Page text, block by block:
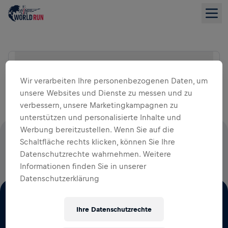
LISTENANSICHT
100 % DER STARTGELDER FLIESSEN IN DIE R
ÜCKENMARKSFORSCHUNG
Wir verarbeiten Ihre personenbezogenen Daten, um
unsere Websites und Dienste zu messen und zu
verbessern, unsere Marketingkampagnen zu
unterstützen und personalisierte Inhalte und
Werbung bereitzustellen. Wenn Sie auf die
Schaltfläche rechts klicken, können Sie Ihre
Datenschutzrechte wahrnehmen. Weitere
Informationen finden Sie in unserer
Datenschutzerklärung
Ihre Datenschutzrechte